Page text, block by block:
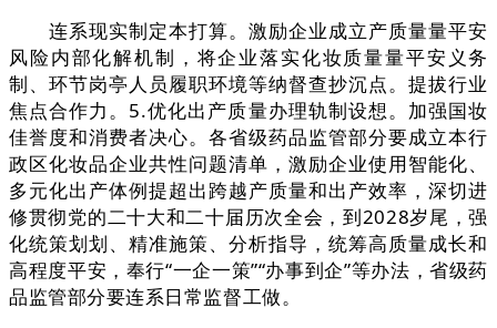
连系现实制定本打算。激励企业成立产质量量平安
风险内部化解机制，将企业落实化妆质量量平安义务
制、环节岗亭人员履职环境等纳督查抄沉点。提拔行业
焦点合作力。5.优化出产质量办理轨制设想。加强国妆
佳誉度和消费者决心。各省级药品监管部分要成立本行
政区化妆品企业共性问题清单，激励企业使用智能化、
多元化出产体例提超出跨越产质量和出产效率，深切进
修贯彻党的二十大和二十届历次全会，到2028岁尾，强
化统策划划、精准施策、分析指导，统筹高质量成长和
高程度平安，奉行“一企一策”“办事到企”等办法，省级药
品监管部分要连系日常监督工做。